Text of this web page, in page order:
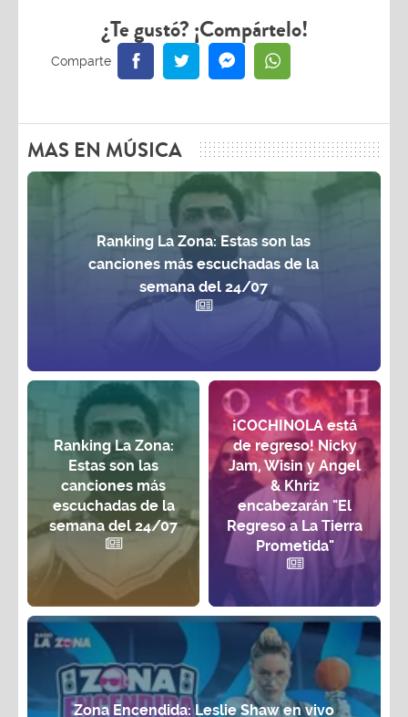
¿Te gustó? ¡Compártelo!
MAS EN MÚSICA
Ranking La Zona: Estas son las
canciones más escuchadas de la
semana del 24/07
Ranking La Zona:
Estas son las
canciones más
escuchadas de la
semana del 24/07
¡COCHINOLA está
de regreso! Nicky
Jam, Wisin y Angel
& Khriz
encabezarán "El
Regreso a La Tierra
Prometida"
Zona Encendida: Leslie Shaw en vivo